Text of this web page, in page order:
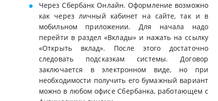
Через Сбербанк Онлайн. Оформление возможно
как через личный кабинет на сайте, так и в
мобильном приложении. Для начала надо
перейти в раздел «Вклады» и нажать на ссылку
«Открыть вклад». После этого достаточно
следовать подсказкам системы. Договор
заключается в электронном виде, но при
необходимости получить его бумажный вариант
можно в любом офисе Сбербанка, работающем с